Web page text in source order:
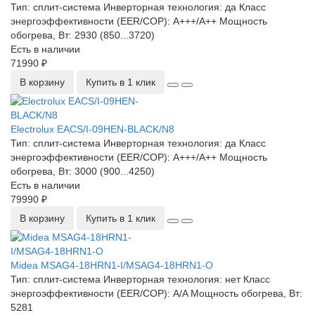
Тип: сплит-система Инверторная технология: да Класс
энергоэффективности (EER/COP): A+++/A++ Мощность
обогрева, Вт: 2930 (850...3720)
Есть в наличии
71990 ₽
В корзину
Купить в 1 клик
Electrolux EACS/I-09HEN-BLACK/N8
Тип: сплит-система Инверторная технология: да Класс
энергоэффективности (EER/COP): A+++/A++ Мощность
обогрева, Вт: 3000 (900...4250)
Есть в наличии
79990 ₽
В корзину
Купить в 1 клик
Midea MSAG4-18HRN1-I/MSAG4-18HRN1-O
Тип: сплит-система Инверторная технология: нетКласс
энергоэффективности (EER/COP): A/AМощность обогрева, Вт:
5281